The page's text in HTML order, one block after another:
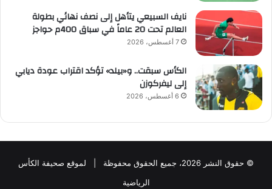
نايف السبيعي يتأهل إلى نصف نهائي بطولة
العالم تحت 20 عاماً في سباق 400م حواجز
7 أغسطس، 2026
الكأس سبقت.. و«بيلد» تؤكد اقتراب عودة ديابي
إلى ليفركوزن
6 أغسطس، 2026
© حقوق النشر 2026، جميع الحقوق محفوظة | لموقع صحيفة الكأس
الرياضية